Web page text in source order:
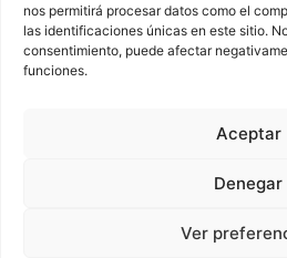
nos permitirá procesar datos como el
las identificaciones únicas en este sitio.
consentimiento, puede afectar
funciones.
Aceptar
Denegar
Ver
VIDEOCONFERENCIAS
CONTACTO
© FEDERACIÓN